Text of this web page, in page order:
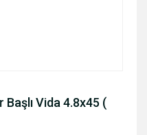
Başlı Vida 4.8x45 (